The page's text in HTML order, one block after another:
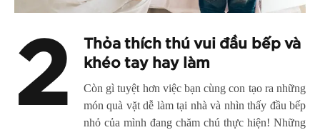
2
Thỏa thích thú vui đầu bếp và
khéo tay hay làm
Còn gì tuyệt hơn việc bạn cùng con tạo ra những
món quà vặt dễ làm tại nhà và nhìn thấy đầu bếp
nhỏ của mình đang chăm chú thực hiện! Những